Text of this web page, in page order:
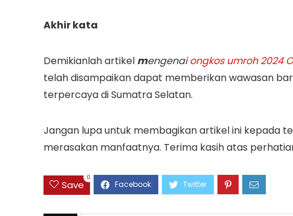
Akhir kata
Demikianlah artikel mengenaiongkos umroh 2024
telah disampaikan dapat memberikan wawasan
terpercaya di Sumatra Selatan.
Jangan lupa untuk membagikan artikel ini kepada
merasakan manfaatnya. Terima kasih atas
Save
0